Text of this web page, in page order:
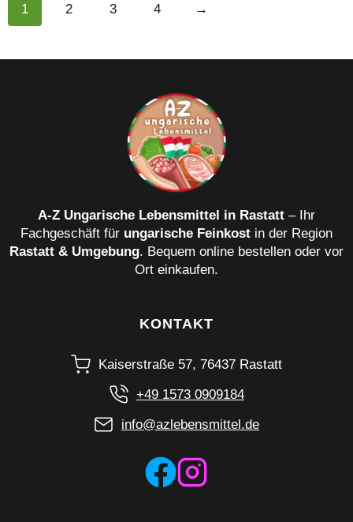
1 2 3 4 →
A‑Z Ungarische Lebensmittel in Rastatt – Ihr
Fachgeschäft für ungarische Feinkost in der Region
Rastatt & Umgebung. Bequem online bestellen oder vor
Ort einkaufen.
KONTAKT
Kaiserstraße 57, 76437 Rastatt
+49 1573 0909184
info@azlebensmittel.de